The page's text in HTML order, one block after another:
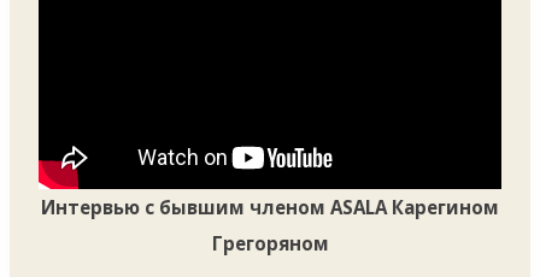
Интервью с бывшим членом ASALA Карегином
Грегоряном